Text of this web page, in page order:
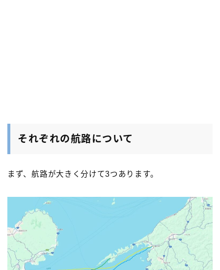
それぞれの航路について
まず、航路が大きく分けて3つあります。